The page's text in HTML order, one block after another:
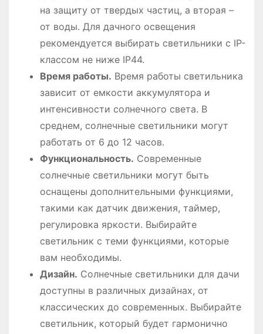
на защиту от твердых частиц, а вторая –
от воды. Для дачного освещения
рекомендуется выбирать светильники с IP-
классом не ниже IP44.
Время работы. Время работы светильника
зависит от емкости аккумулятора и
интенсивности солнечного света. В
среднем, солнечные светильники могут
работать от 6 до 12 часов.
Функциональность. Современные
солнечные светильники могут быть
оснащены дополнительными функциями,
такими как датчик движения, таймер,
регулировка яркости. Выбирайте
светильник с теми функциями, которые
вам необходимы.
Дизайн. Солнечные светильники для дачи
доступны в различных дизайнах, от
классических до современных. Выбирайте
светильник, который будет гармонично